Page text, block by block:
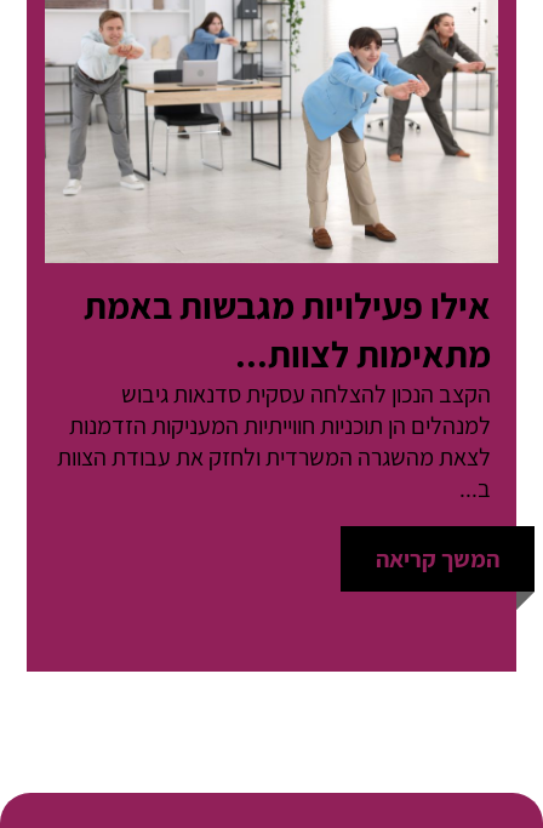
אילו פעילויות מגבשות באמת
מתאימות לצוות...
הקצב הנכון להצלחה עסקית סדנאות גיבוש
למנהלים הן תוכניות חווייתיות המעניקות הזדמנות
לצאת מהשגרה המשרדית ולחזק את עבודת הצוות
ב...
המשך קריאה